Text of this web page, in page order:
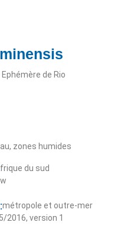
Ephémère de Rio
zones humides
du sud
métropole et outre-mer
2016, version 1